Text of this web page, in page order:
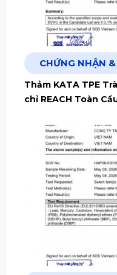
CHỨNG NHẬN
Thảm KATA TPE
chỉ REACH Toàn